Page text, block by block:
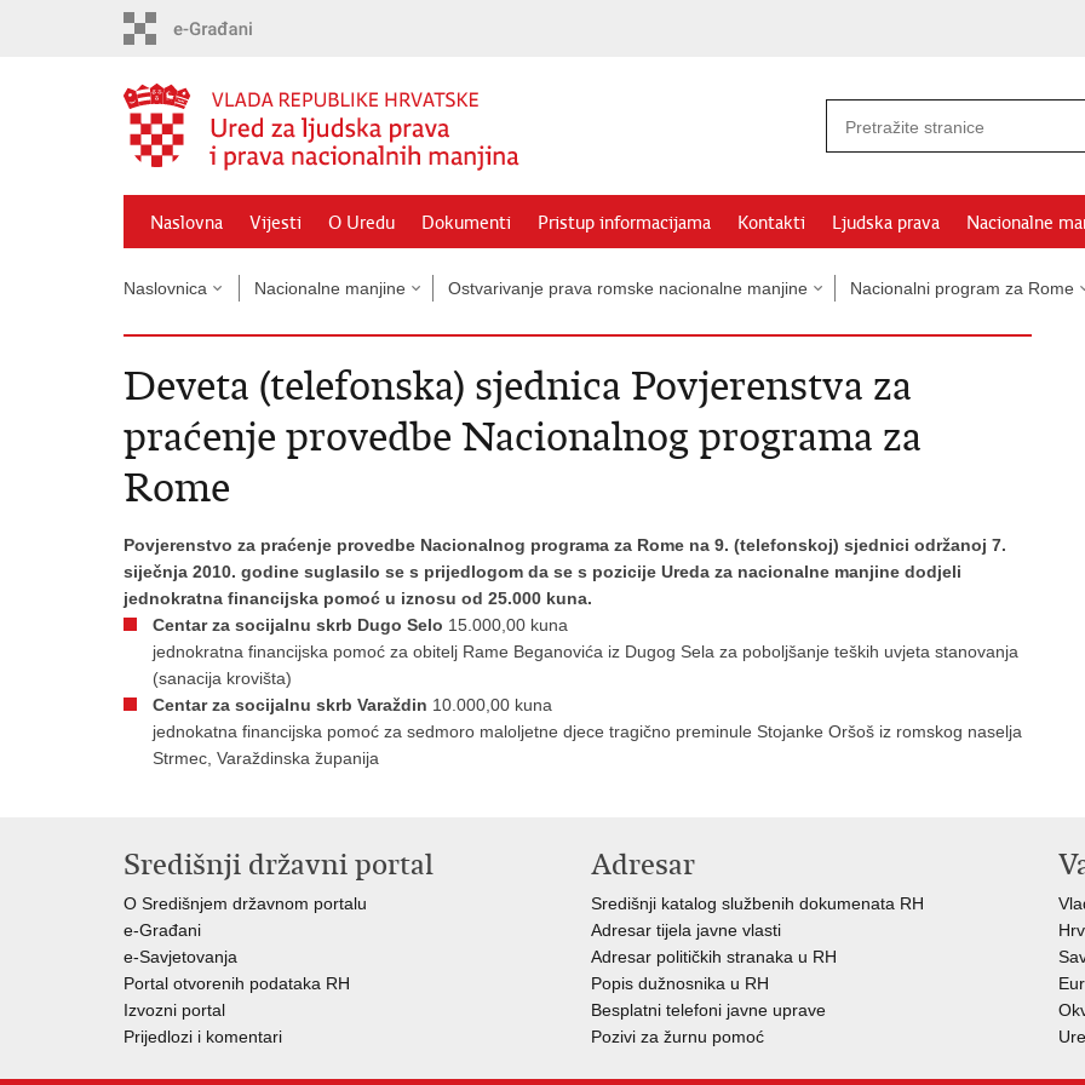
Naslovna Vijesti O Uredu Dokumenti Pristup informacijama Kontakti Ljudska prava Nacionalne
Naslovnica Nacionalne manjine Ostvarivanje prava romske nacionalne manjine Nacionalni program za Rome
Deveta (telefonska) sjednica Povjerenstva za
praćenje provedbe Nacionalnog programa za
Rome
Povjerenstvo za praćenje provedbe Nacionalnog programa za Rome na 9. (telefonskoj) sjednici održanoj 7.
siječnja 2010. godine suglasilo se s prijedlogom da se s pozicije Ureda za nacionalne manjine dodjeli
jednokratna financijska pomoć u iznosu od 25.000 kuna.
Centar za socijalnu skrb Dugo Selo 15.000,00 kuna
jednokratna financijska pomoć za obitelj Rame Beganovića iz Dugog Sela za poboljšanje teških uvjeta stanovanja
(sanacija krovišta)
Centar za socijalnu skrb Varaždin 10.000,00 kuna
jednokatna financijska pomoć za sedmoro maloljetne djece tragično preminule Stojanke Oršoš iz romskog naselja
Strmec, Varaždinska županija
Središnji državni portal
O Središnjem državnom portalu
e-Građani
e-Savjetovanja
Portal otvorenih podataka RH
Izvozni portal
Prijedlozi i komentari
Adresar
Središnji katalog službenih dokumenata RH
Adresar tijela javne vlasti
Adresar političkih stranaka u RH
Popis dužnosnika u RH
Besplatni telefoni javne uprave
Pozivi za žurnu pomoć